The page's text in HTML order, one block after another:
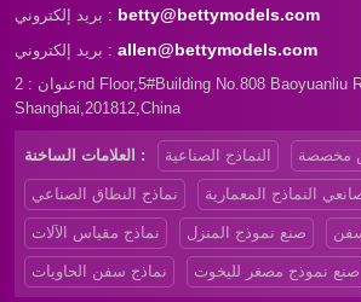
بريد إلكتروني : betty@bettymodels.com
بريد إلكتروني : allen@bettymodels.com
عنوان : 2nd Floor,5#Building No.808 Baoyuanliu Road
Shanghai,201812,China
العلامات الساخنة : النماذج الصناعية مخصصة
نماذج النطاق الصناعي النماذج المعمارية
نماذج مقياس الآلات صنع نموذج المنزل
نماذج سفن الحاويات صنع نموذج مصغر لليخوت